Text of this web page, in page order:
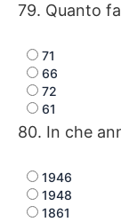
79. Quanto
71
66
72
61
80. In che
1946
1948
1861